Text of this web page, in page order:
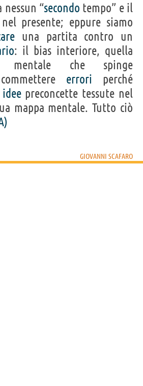
nessun “secondo tempo” e il
nel presente; eppure siamo
una partita contro un
: il bias interiore, quella
mentale che spinge
errori perché
ideepreconcette tessute nel
mappa mentale. Tutto ciò
GIOVANNI SCAFARO